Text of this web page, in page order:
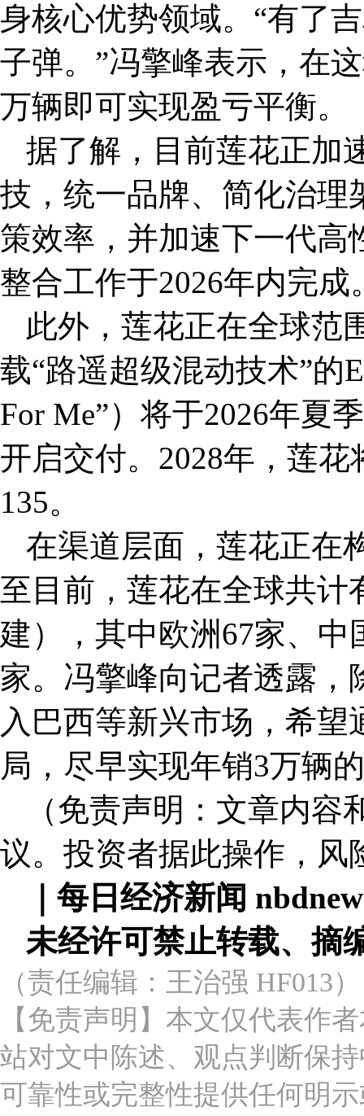
身核心优势领域。“有了
子弹。”冯擎峰表示，在
万辆即可实现盈亏平衡。
据了解，目前莲花正加
技，统一品牌、简化治理
策效率，并加速下一代高
整合工作于2026年内完成
此外，莲花正在全球范
载“路遥超级混动技术”的
For Me”）将于2026年夏
开启交付。2028年，莲
135。
在渠道层面，莲花正在
至目前，莲花在全球共计
建），其中欧洲67家、中
家。冯擎峰向记者透露
入巴西等新兴市场，希
局，尽早实现年销3万辆
（免责声明：文章内
议。投资者据此操作，风
｜每日经济新闻
未经许可禁止转载、摘
（责任编辑：王治强 HF013）
【免责声明】本文仅代表作
站对文中陈述、观点判断保
可靠性或完整性提供任何明